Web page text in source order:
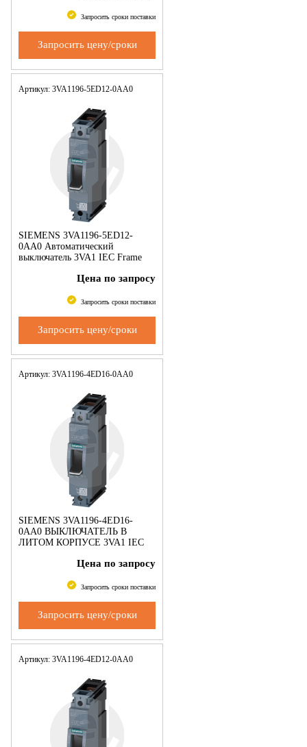
Запросить сроки поставки
Запросить цену/сроки
Артикул: 3VA1196-5ED12-0AA0
SIEMENS 3VA1196-5ED12-
0AA0 Автоматический
выключатель 3VA1 IEC Frame
Icu=55 kA @ 240 V 1-pole,
Цена по запросу
Запросить сроки поставки
Запросить цену/сроки
Артикул: 3VA1196-4ED16-0AA0
SIEMENS 3VA1196-4ED16-
0AA0 ВЫКЛЮЧАТЕЛЬ В
ЛИТОМ КОРПУСЕ 3VA1 IEC
ОТКЛ. СПОСОБНОСТИ S
ЗАЩИТА ЛИНИИ TM21
Цена по запросу
Запросить сроки поставки
Запросить цену/сроки
Артикул: 3VA1196-4ED12-0AA0